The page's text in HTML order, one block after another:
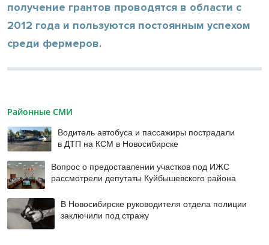
получение грантов проводятся в области с
2012 года и пользуются постоянным успехом
среди фермеров.
Районные СМИ
Водитель автобуса и пассажиры пострадали
в ДТП на КСМ в Новосибирске
Вопрос о предоставлении участков под ИЖС
рассмотрели депутаты Куйбышевского района
В Новосибирске руководителя отдела полиции
заключили под стражу